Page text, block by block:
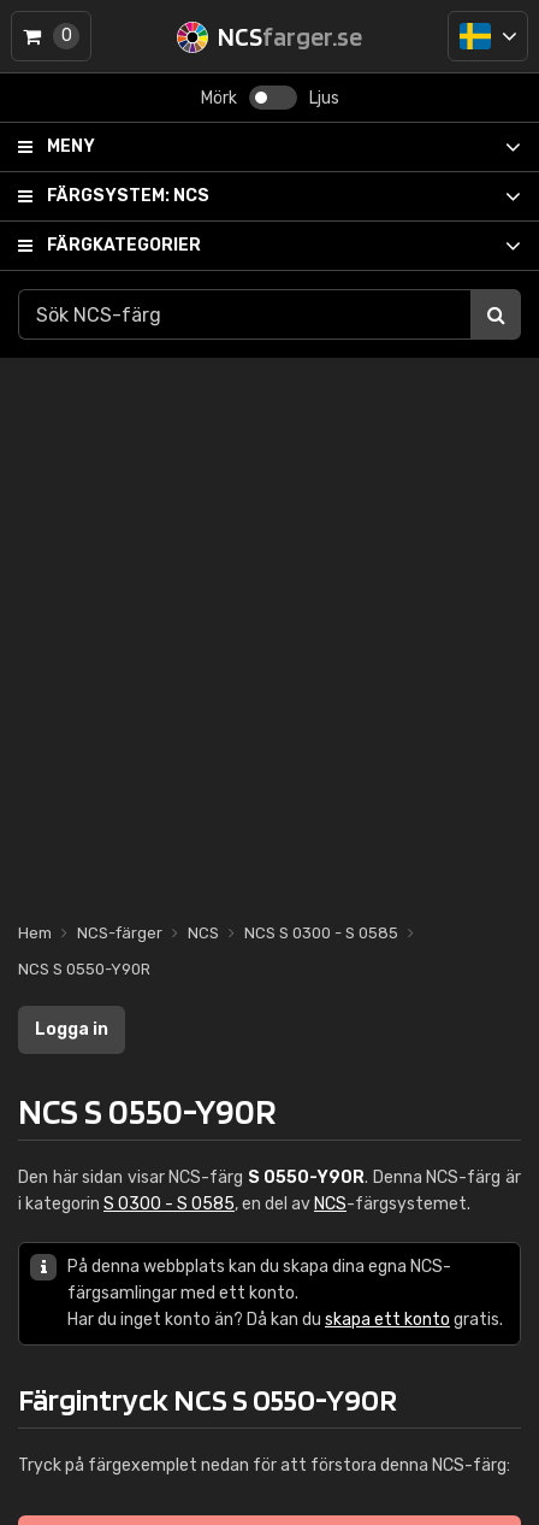
NCSfarger.se
Mörk Ljus
MENY
FÄRGSYSTEM: NCS
FÄRGKATEGORIER
0
Hem NCS-färger NCS
NCS S 0300 - S 0585
NCS S 0550-Y90R
Logga in
NCS S 0550-Y90R
Den här sidan visar NCS-färg S 0550-Y90R. Denna NCS-färg är
i kategorin S 0300 - S 0585, en del av NCS-färgsystemet.
På denna webbplats kan du skapa dina egna NCS-
färgsamlingar med ett konto.
Har du inget konto än? Då kan du skapa ett konto gratis.
Färgintryck NCS S 0550-Y90R
Tryck på färgexemplet nedan för att förstora denna NCS-färg: